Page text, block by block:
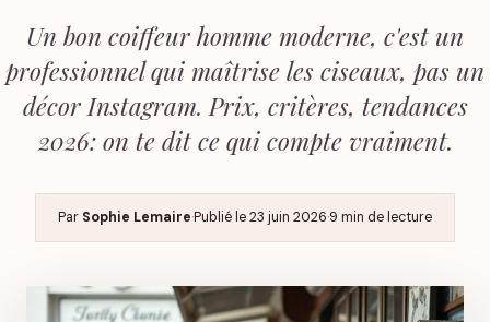
Un bon coiffeur homme moderne, c'est un
professionnel qui maîtrise les ciseaux, pas un
décor Instagram. Prix, critères, tendances
2026: on te dit ce qui compte vraiment.
Par Sophie Lemaire·Publié le23 juin 2026·9 min de lecture